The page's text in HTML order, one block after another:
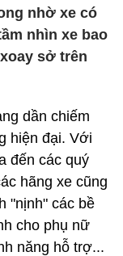
nhờ xe có
nhìn xe bao
sở trên
dần chiếm
hiện đại. Với
đến các quý
hãng xe cũng
"nịnh" các bề
cho phụ nữ
năng hỗ trợ...